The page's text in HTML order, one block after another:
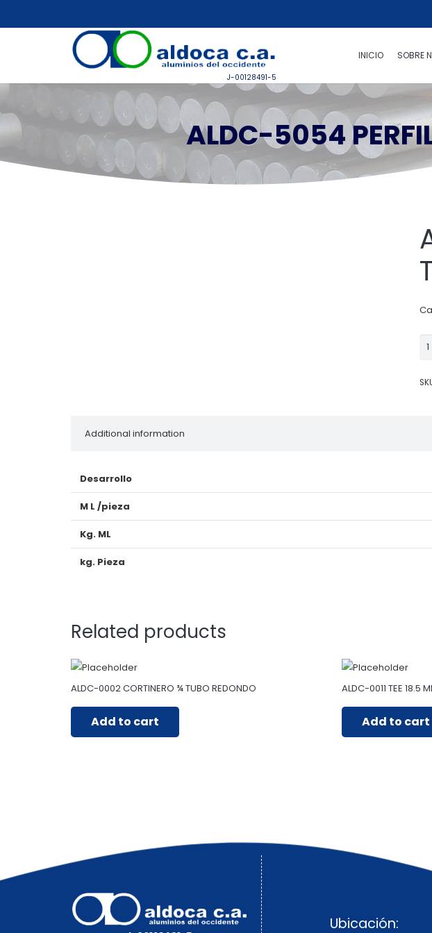
J-00128491-5
INICIO SOBRE
ALDC-5054
Additional information
Desarrollo
M L /pieza
Kg. ML
kg. Pieza
Related products
ALDC-0002 CORTINERO ¾ TUBO REDONDO
Add to cart
ALDC-0011 TEE 18.5
Add to cart
Ubicación: